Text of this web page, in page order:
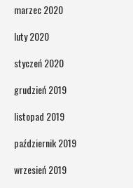
marzec 2020
luty 2020
styczeń 2020
grudzień 2019
listopad 2019
październik 2019
wrzesień 2019